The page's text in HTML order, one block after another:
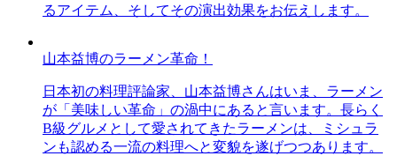
るアイテム、そしてその演出効果をお伝えします。
山本益博のラーメン革命！
日本初の料理評論家、山本益博さんはいま、ラーメン
が「美味しい革命」の渦中にあると言います。長らく
B級グルメとして愛されてきたラーメンは、ミシュラ
ンも認める一流の料理へと変貌を遂げつつあります。